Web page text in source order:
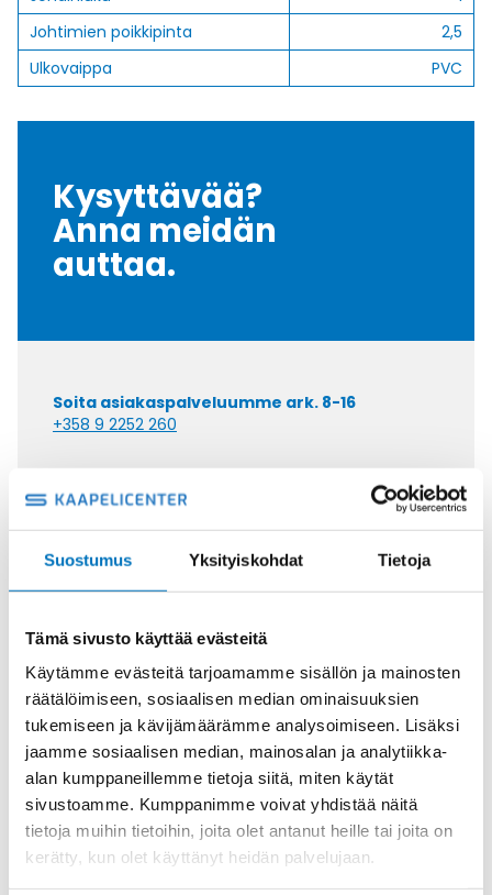
Suostumus Yksityiskohdat Tietoja
Tämä sivusto käyttää evästeitä
Käytämme evästeitä tarjoamamme sisällön ja mainosten
räätälöimiseen, sosiaalisen median ominaisuuksien
tukemiseen ja kävijämäärämme analysoimiseen. Lisäksi
jaamme sosiaalisen median, mainosalan ja analytiikka-
alan kumppaneillemme tietoja siitä, miten käytät
sivustoamme. Kumppanimme voivat yhdistää näitä
tietoja muihin tietoihin, joita olet antanut heille tai joita on
kerätty, kun olet käyttänyt heidän palvelujaan.
Johtimien poikkipinta
2,5
Ulkovaippa
PVC
Kysyttävää?
Anna meidän
auttaa.
Soita asiakaspalveluumme ark. 8-16
+358 9 2252 260
myynti@kaapelicenter.fi
Saman kaapelin eri versiot
Johdin (H)07V-K,
VALKOINEN/SININEN 1X1,5
Johdin (H)07V-K,
ORANSSI/VALKOINEN 1X1,5